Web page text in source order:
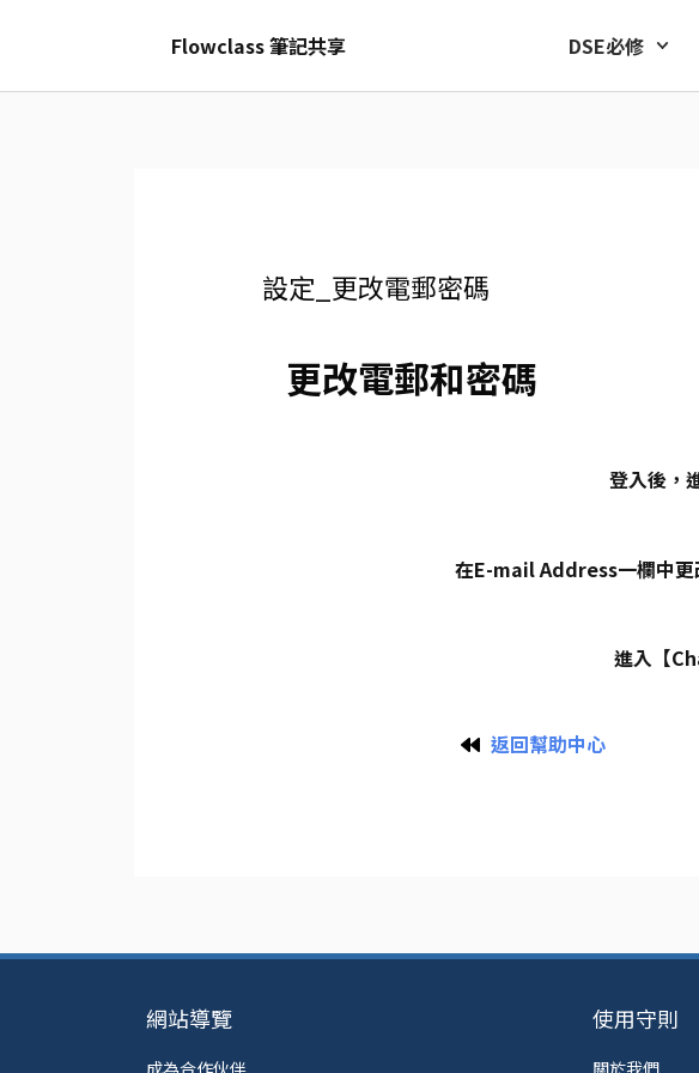
content
Flowclass 筆記共享 DSE必修
設定_更改電郵密碼
更改電郵和密碼
登入後，
在E-mail Address一欄中更
進入【
返回幫助中心
網站導覽
成為合作伙伴
使用守則
關於我們